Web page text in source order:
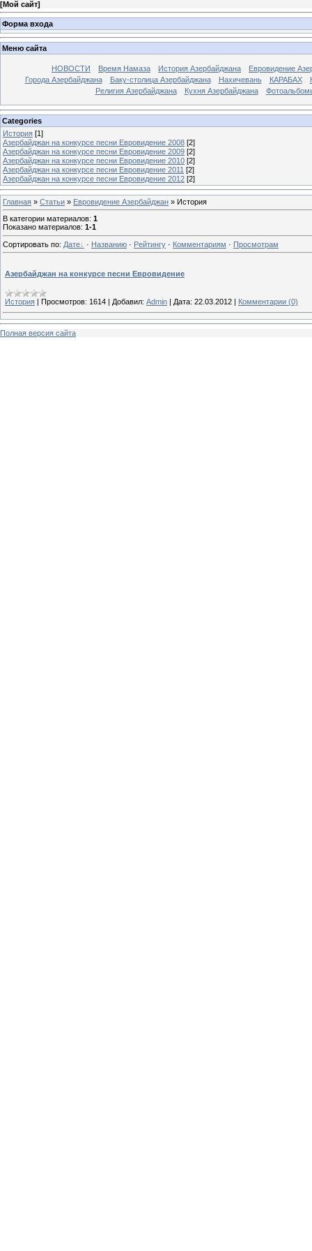
[Мой сайт]
Форма входа
Меню сайта
НОВОСТИ Время Намаза История Азербайджана
Евровидение
Города Азербайджана
Баку-столица Азербайджана Нахичевань КАРАБАХ
Религия Азербайджана
Кухня Азербайджана
Categories
История [1]
Азербайджан на конкурсе песни Евровидение 2008 [2]
Азербайджан на конкурсе песни Евровидение 2009 [2]
Азербайджан на конкурсе песни Евровидение 2010 [2]
Азербайджан на конкурсе песни Евровидение 2011 [2]
Азербайджан на конкурсе песни Евровидение 2012 [2]
Главная » Статьи » Евровидение Азербайджан » История
В категории материалов: 1
Показано материалов: 1-1
Сортировать по: Дате · Названию · Рейтингу · Комментариям · Просмотрам
Азербайджан на конкурсе песни Евровидение
История Просмотров: 1614 Добавил: Admin Дата: 22.03.2012 Комментарии (0)
Полная версия сайта